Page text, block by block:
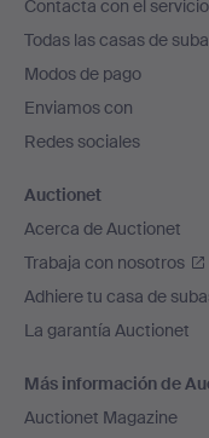
el
pie
de
página
Contacta con el
Todas las casas de
Modos de pago
Enviamos con
Redes sociales
Auctionet
Acerca de Auctionet
Trabaja con nosotros
Adhiere tu casa de
La garantía Auctionet
Más información de
Auctionet Magazine